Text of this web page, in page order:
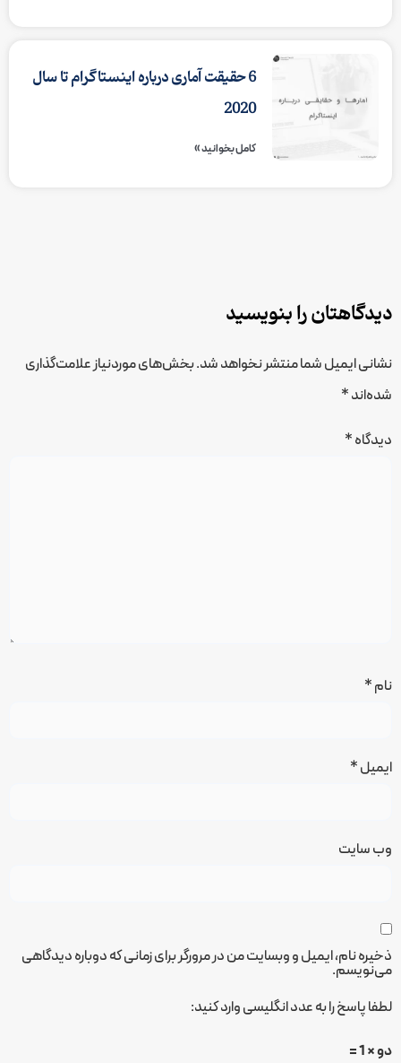
6 حقیقت آماری درباره اینستاگرام تا سال
2020
کامل بخوانید »
دیدگاهتان را بنویسید
نشانی ایمیل شما منتشر نخواهد شد.بخش‌های موردنیاز علامت‌گذاری
شده‌اند*
دیدگاه*
نام*
ایمیل*
وب‌ سایت
ذخیره نام، ایمیل و وبسایت من در مرورگر برای زمانی که دوباره دیدگاهی
می‌نویسم.
لطفا پاسخ را به عدد انگلیسی وارد کنید:
دو × 1 =